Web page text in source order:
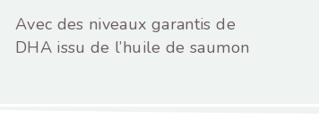
Avec des niveaux garantis de
DHA issu de l’huile de saumon